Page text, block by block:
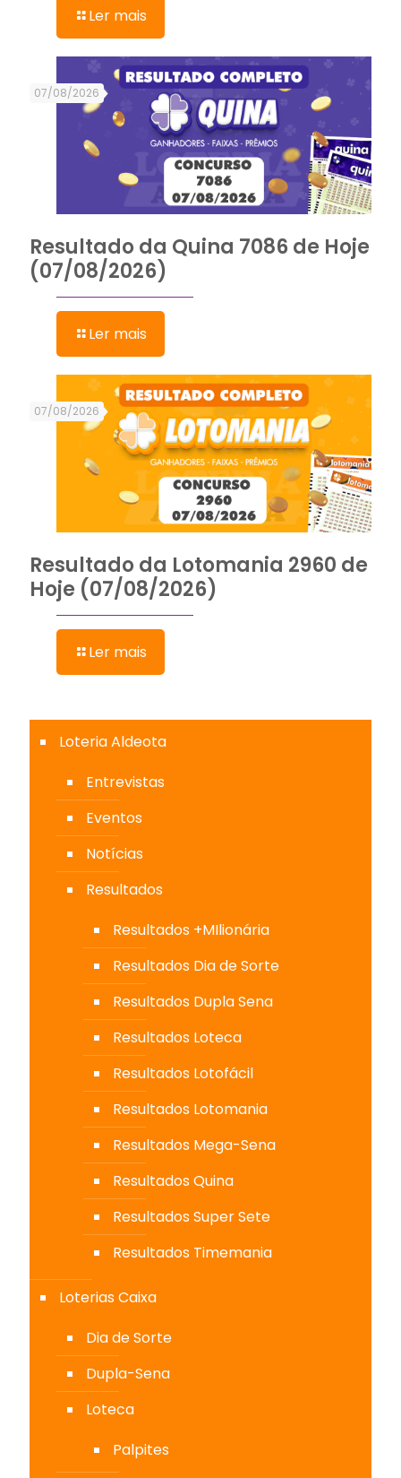
Ler mais
07/08/2026
Resultado da Quina 7086 de Hoje
(07/08/2026)
Ler mais
07/08/2026
Resultado da Lotomania 2960 de
Hoje (07/08/2026)
Ler mais
Loteria Aldeota
Entrevistas
Eventos
Notícias
Resultados
Resultados +MIlionária
Resultados Dia de Sorte
Resultados Dupla Sena
Resultados Loteca
Resultados Lotofácil
Resultados Lotomania
Resultados Mega-Sena
Resultados Quina
Resultados Super Sete
Resultados Timemania
Loterias Caixa
Dia de Sorte
Dupla-Sena
Loteca
Palpites